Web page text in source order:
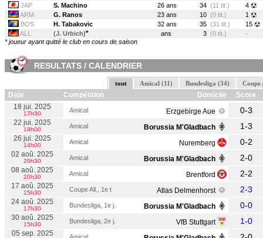
JAP
S. Machino 26 ans 34 (11 tit.)
4
ARM
G. Ranos 23 ans 10 (0 tit.)
1
BOS
H. Tabakovic 32 ans 35 (31 tit.)
15
ALL
(J. Urbich)* ans 3 (0 tit.)
-
* joueur ayant quitté le club en cours de saison
RESULTATS / CALENDRIER
tout Amical (11) Bundesliga (34) Coupe
Date Compétition Domicile
Score
18 jui. 2025
17h30 Amical Erzgebirge Aue 0-3
22 jui. 2025
18h00 Amical Borussia M'Gladbach 1-3
26 jui. 2025
14h00 Amical Nuremberg 0-2
02 aoû. 2025
20h30 Amical Borussia M'Gladbach 2-0
08 aoû. 2025
20h30 Amical Brentford 2-2
17 aoû. 2025
15h30 Coupe All., 1e t Atlas Delmenhorst 2-3
24 aoû. 2025
17h30 Bundesliga, 1e j. Borussia M'Gladbach 0-0
30 aoû. 2025
15h30 Bundesliga, 2e j. VfB Stuttgart 1-0
05 sep. 2025